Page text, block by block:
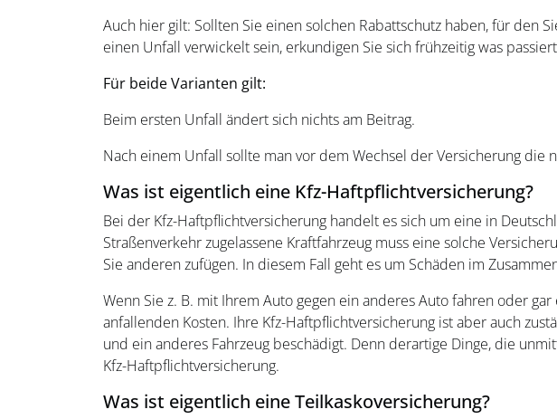
Auch hier gilt: Sollten Sie einen solchen Rabattschutz haben, für den
einen Unfall verwickelt sein, erkundigen Sie sich frühzeitig was
Für beide Varianten gilt:
Beim ersten Unfall ändert sich nichts am Beitrag.
Nach einem Unfall sollte man vor dem Wechsel der Versicherung die
Was ist eigentlich eine Kfz-Haftpflichtversicherung?
Bei der Kfz-Haftpflichtversicherung handelt es sich um eine in
Straßenverkehr zugelassene Kraftfahrzeug muss eine solche
Sie anderen zufügen. In diesem Fall geht es um Schäden im
Wenn Sie z. B. mit Ihrem Auto gegen ein anderes Auto fahren oder
anfallenden Kosten. Ihre Kfz-Haftpflichtversicherung ist aber auch
und ein anderes Fahrzeug beschädigt. Denn derartige Dinge, die
Kfz-Haftpflichtversicherung.
Was ist eigentlich eine Teilkaskoversicherung?